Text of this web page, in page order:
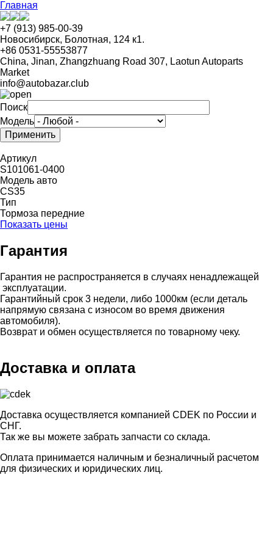
Перейти
к
основному
содержанию
Главная
+7 (913) 985-00-39
Новосибирск, Болотная, 124 к1.
+86 0531-55553877
China, Jinan, Zhangzhuang Road 307, Laotun Autoparts
Market
info@autobazar.club
Поиск
Модель
Артикул
S101061-0400
Модель авто
CS35
Тип
Тормоза передние
Показать цены
Гарантия
Гарантия не распространяется в случаях ненадлежащей
эксплуатации.
Гарантийный срок 3 недели, либо 1000км (если деталь
напрямую связана с износом во время движения
автомобиля).
Возврат и обмен осуществляется по товарному чеку.
Доставка и оплата
Доставка осуществляется компанией CDEK по России и
СНГ.
Так же вы можете забрать запчасти со склада.
Оплата принимается наличным и безналичный расчетом
для физических и юридических лиц.